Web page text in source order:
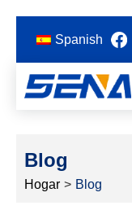
Spanish
Blog
Hogar > Blog